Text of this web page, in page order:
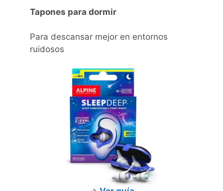
Tapones para dormir
Para descansar mejor en entornos
ruidosos